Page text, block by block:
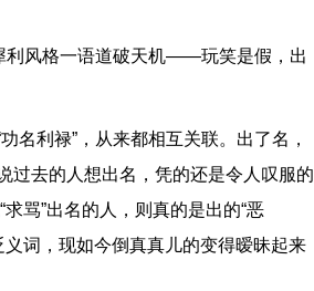
利风格一语道破天机——玩笑是假，出
名利禄”，从来都相互关联。出了名，
过去的人想出名，凭的还是令人叹服的
骂”出名的人，则真的是出的“恶
义词，现如今倒真真儿的变得暧昧起来